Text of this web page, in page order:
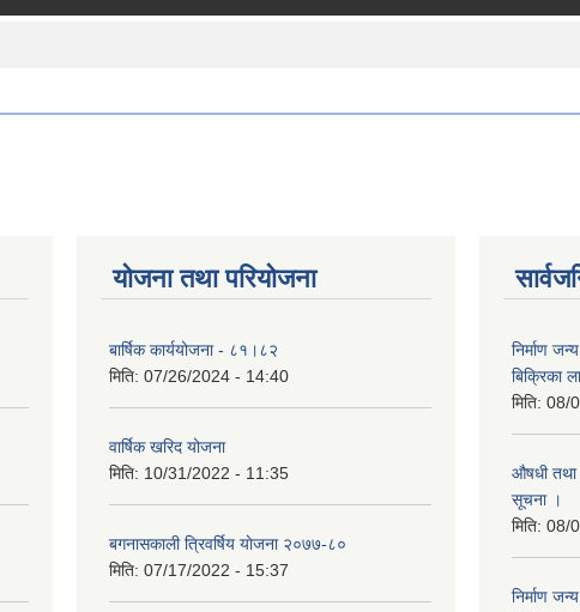
योजना तथा परियोजना
बार्षिक कार्ययोजना - ८१।८२
मिति: 07/26/2024 - 14:40
वार्षिक खरिद योजना
मिति: 10/31/2022 - 11:35
बगनासकाली त्रिवर्षिय याेजना २०७७-८०
मिति: 07/17/2022 - 15:37
निर्माण
बिक्रिका
मिति: 08/
औषधी तथा
सूचना ।
मिति: 08/
निर्माण